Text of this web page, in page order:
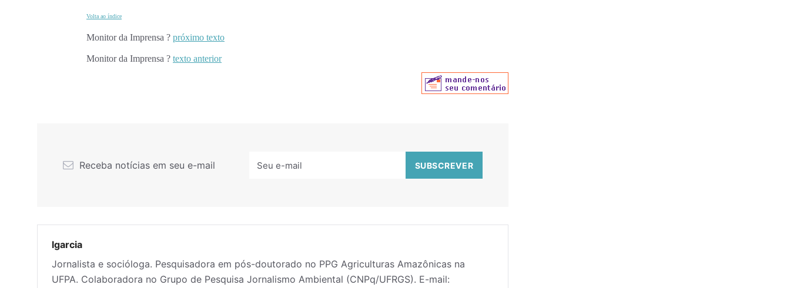
Volta ao índice
Monitor da Imprensa ? próximo texto
Monitor da Imprensa ? texto anterior
Receba notícias em seu e-mail
lgarcia
Jornalista e socióloga. Pesquisadora em pós-doutorado no PPG Agriculturas Amazônicas na
UFPA. Colaboradora no Grupo de Pesquisa Jornalismo Ambiental (CNPq/UFRGS). E-mail: